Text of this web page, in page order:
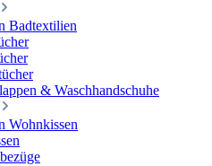
Badtextilien
& Waschhandschuhe
Wohnkissen